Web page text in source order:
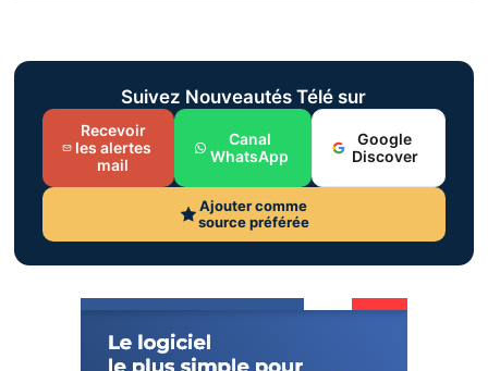
Suivez Nouveautés Télé sur
Recevoir
les alertes
mail
Canal
WhatsApp
Google
Discover
Ajouter comme
source préférée